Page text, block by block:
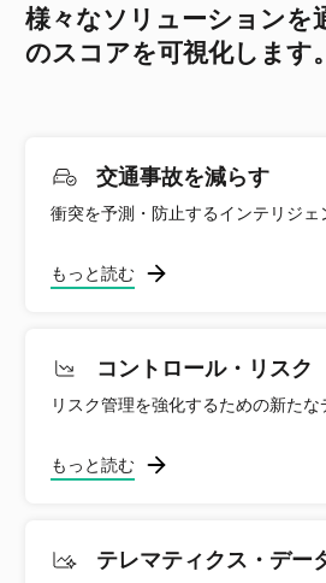
様々なソリューションを
のスコアを可視化します。
交通事故を減らす
衝突を予測・防止するインテリジェ
もっと読む
コントロール・リスク
リスク管理を強化するための新たな
もっと読む
テレマティクス・デー